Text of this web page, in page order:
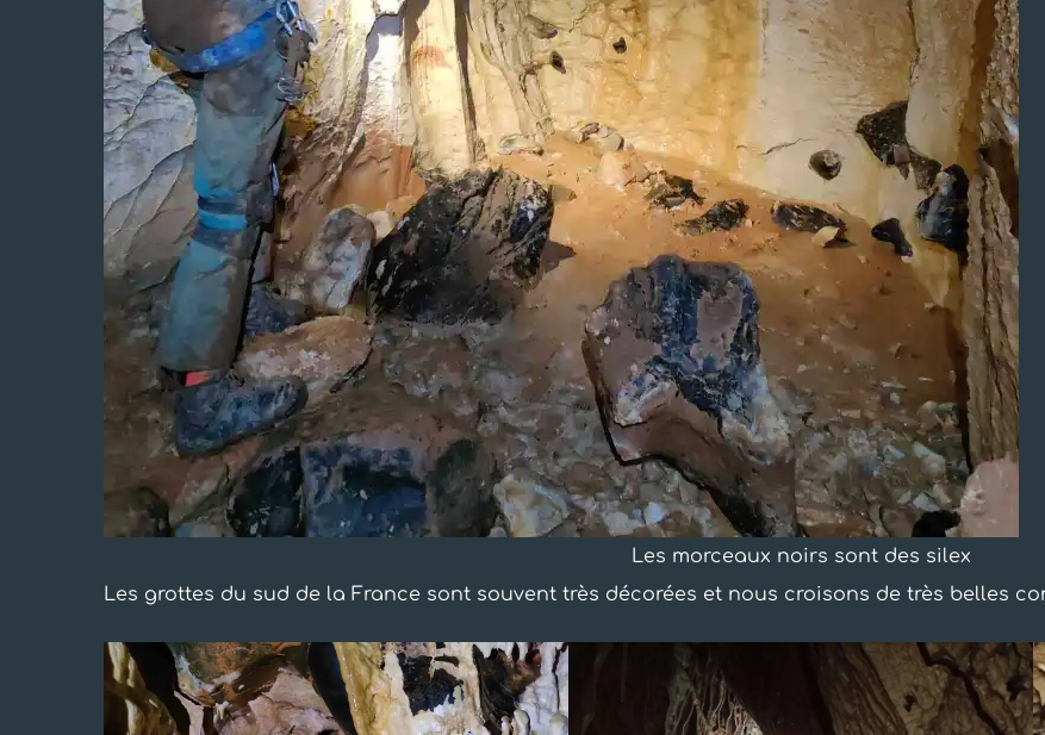
Les morceaux noirs sont des silex
Les grottes du sud de la France sont souvent très décorées et nous croisons de très belles